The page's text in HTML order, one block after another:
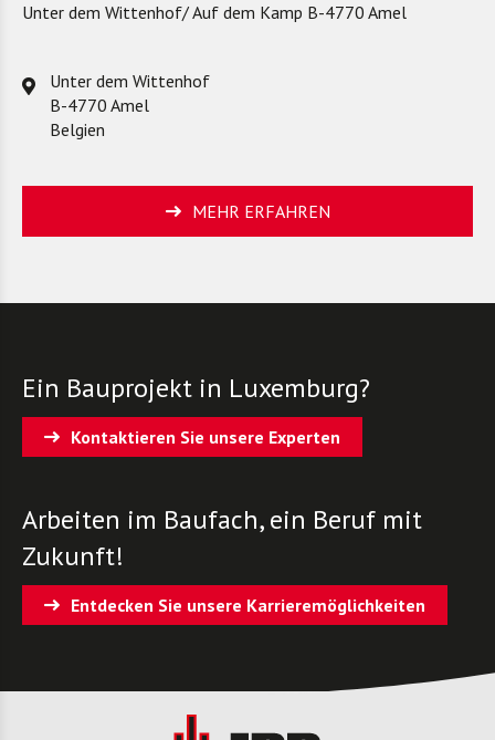
Unter dem Wittenhof/ Auf dem Kamp B-4770 Amel
Unter dem Wittenhof
B-4770 Amel
Belgien
MEHR ERFAHREN
Ein Bauprojekt in Luxemburg?
Kontaktieren Sie unsere Experten
Arbeiten im Baufach, ein Beruf mit
Zukunft!
Entdecken Sie unsere Karrieremöglichkeiten